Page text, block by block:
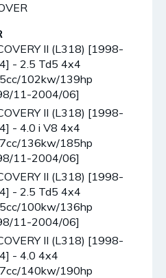
II (L318) [1998-
- 2.5 Td5 4x4
102kw/139hp
11-2004/06]
II (L318) [1998-
- 4.0 i V8 4x4
136kw/185hp
11-2004/06]
II (L318) [1998-
- 2.5 Td5 4x4
100kw/136hp
11-2004/06]
II (L318) [1998-
- 4.0 4x4
140kw/190hp